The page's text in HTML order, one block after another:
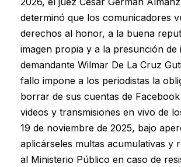
determinó que los comunicadores
derechos al honor, a la buena
imagen propia y a la presunción de
demandante Wilmar De La Cruz
fallo impone a los periodistas la
borrar de sus cuentas de
videos y transmisiones en vivo de
19 de noviembre de 2025, bajo
aplicárseles multas acumulativas y
al Ministerio Público en caso de